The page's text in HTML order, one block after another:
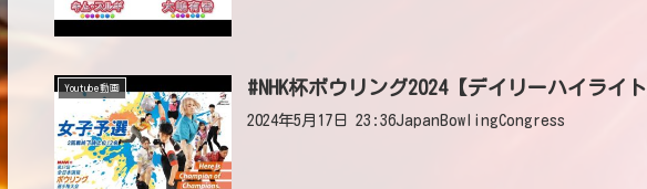
Youtube動画 #NHK杯ボウリング2024【デイリーハイライ
2024年5月17日 23:36JapanBowlingCongress